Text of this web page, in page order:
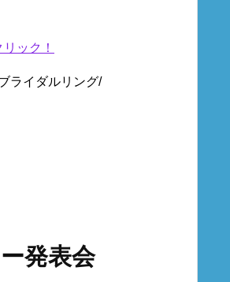
ック！
ライダルリング/
発表会